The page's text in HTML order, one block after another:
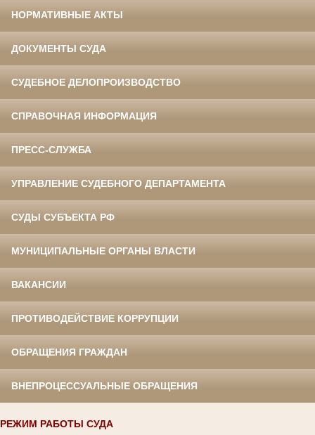
НОРМАТИВНЫЕ АКТЫ
ДОКУМЕНТЫ СУДА
СУДЕБНОЕ ДЕЛОПРОИЗВОДСТВО
СПРАВОЧНАЯ ИНФОРМАЦИЯ
ПРЕСС-СЛУЖБА
УПРАВЛЕНИЕ СУДЕБНОГО ДЕПАРТАМЕНТА
СУДЫ СУБЪЕКТА РФ
МУНИЦИПАЛЬНЫЕ ОРГАНЫ ВЛАСТИ
ВАКАНСИИ
ПРОТИВОДЕЙСТВИЕ КОРРУПЦИИ
ОБРАЩЕНИЯ ГРАЖДАН
ВНЕПРОЦЕССУАЛЬНЫЕ ОБРАЩЕНИЯ
РЕЖИМ РАБОТЫ СУДА